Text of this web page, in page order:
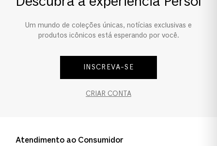
Um mundo de coleções únicas, notícias exclusivas e
produtos icônicos está esperando por você.
INSCREVA-SE
CRIAR CONTA
Atendimento ao Consumidor